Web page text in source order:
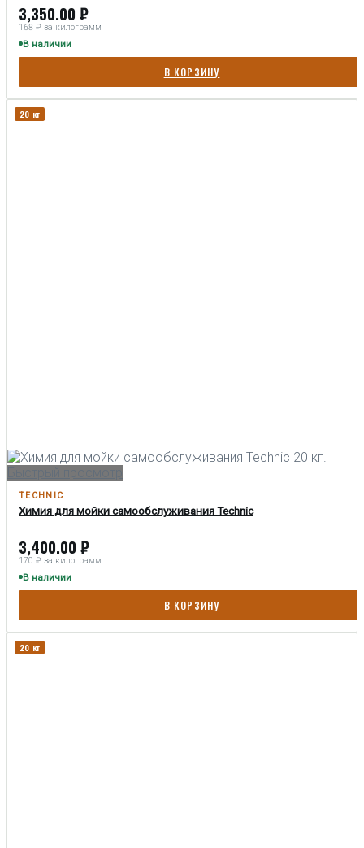
3,350.00 ₽
168 ₽ за килограмм
В наличии
В КОРЗИНУ
20 кг
TECHNIC
Химия для мойки самообслуживания Technic
3,400.00 ₽
170 ₽ за килограмм
В наличии
В КОРЗИНУ
20 кг